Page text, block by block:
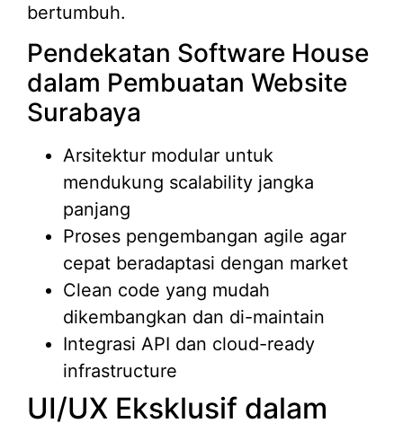
bertumbuh.
Pendekatan Software House
dalam Pembuatan Website
Surabaya
Arsitektur modular untuk
mendukung scalability jangka
panjang
Proses pengembangan agile agar
cepat beradaptasi dengan market
Clean code yang mudah
dikembangkan dan di-maintain
Integrasi API dan cloud-ready
infrastructure
UI/UX Eksklusif dalam